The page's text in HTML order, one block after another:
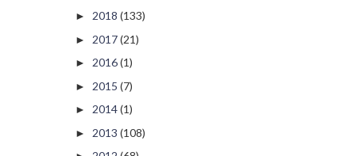
► 2018 (133)
► 2017(21)
► 2016(1)
► 2015 (7)
► 2014(1)
► 2013 (108)